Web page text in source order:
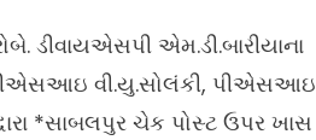
ડીવાયએસપી એમ.ડી.બારીયાના
પીએસઆઇ વી.યુ.સોલંકી, પીએસઆઇ
*સાબલપુર ચેક પોસ્ટ ઉપર ખાસ